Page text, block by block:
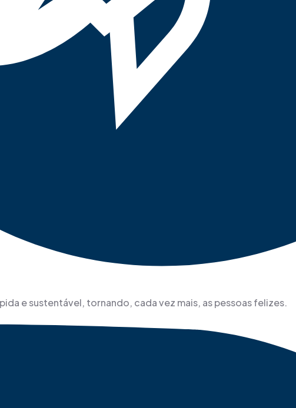
e sustentável, tornando, cada vez mais, as pessoas felizes.